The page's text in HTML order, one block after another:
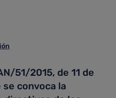
51/2015, de 11 de
convoca la